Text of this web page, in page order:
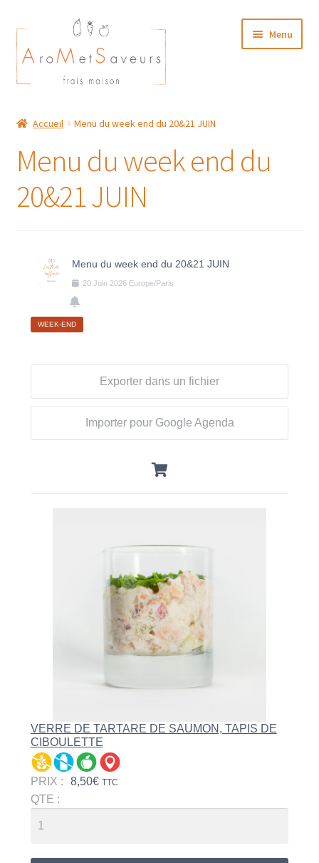
Aller
à
la
navigation
Aller
au
contenu
Menu
Accueil Menu du week end du 20&21 JUIN
Menu du week end du
20&21 JUIN
Menu du week end du 20&21 JUIN
20 Juin 2026 Europe/Paris
WEEK-END
Exporter dans un fichier
Importer pour Google Agenda
VERRE DE TARTARE DE SAUMON, TAPIS DE
CIBOULETTE
PRIX : 8,50€ TTC
QTE :